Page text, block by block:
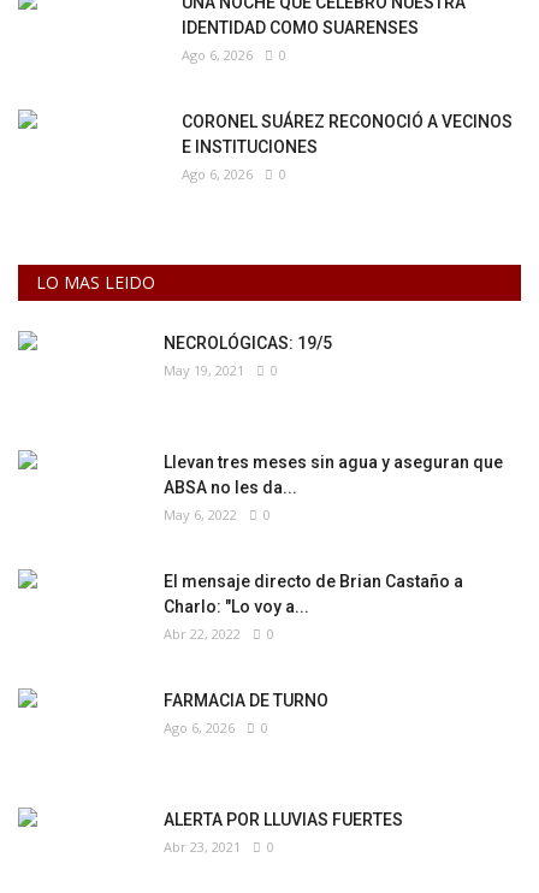
IDENTIDAD COMO SUARENSES
Ago 6, 2026 0
CORONEL SUÁREZ RECONOCIÓ A VECINOS
E INSTITUCIONES
Ago 6, 2026 0
LO MAS LEIDO
NECROLÓGICAS: 19/5
May 19, 2021 0
Llevan tres meses sin agua y aseguran que
ABSA no les da...
May 6, 2022 0
El mensaje directo de Brian Castaño a
Charlo: "Lo voy a...
Abr 22, 2022 0
FARMACIA DE TURNO
Ago 6, 2026 0
ALERTA POR LLUVIAS FUERTES
Abr 23, 2021 0